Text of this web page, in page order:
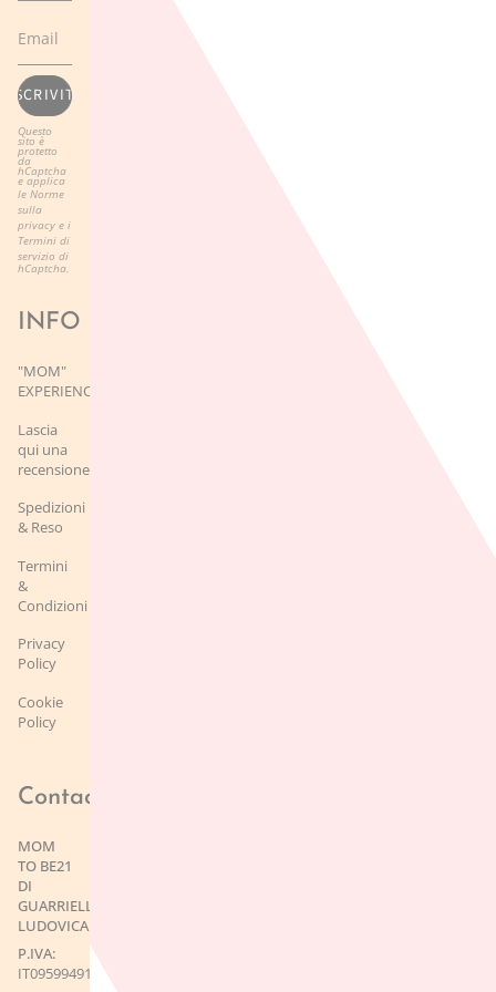
ISCRIVITI
Questo
sito è
protetto
da
hCaptcha
e applica
le Norme
sulla
privacy e i
Termini di
servizio di
hCaptcha.
INFO
"MOM"
EXPERIENCE
Lascia
qui una
recensione
Spedizioni
& Reso
Termini
&
Condizioni
Privacy
Policy
Cookie
Policy
Contact
MOM
TO BE21
DI
GUARRIELLO
LUDOVICA
P.IVA:
IT09599491215